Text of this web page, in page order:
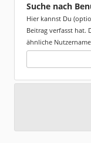
Suche nach
Hier kannst Du
Beitrag verfasst hat.
ähnliche